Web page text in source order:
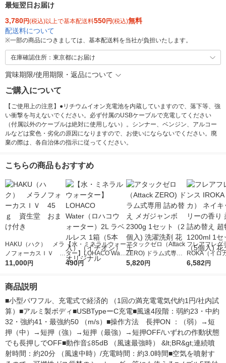
最短翌日お届け
3,780円(税込)以上で基本配送料550円(税込)無料
配送料について
※一部の商品につきましては、基本配送料を当社が負担いたします。
在庫確認住所：東京都にお届け
賞味期限/使用期限・返品について
ご購入について
【ご使用上の注意】●リチウムイオン充電池を内蔵していますので、落下等、強
い衝撃を与えないでください。必ず付属のUSBケーブルで充電してください
（付属以外のケーブルは絶対に使用しない）。シンナー、ベンジン、アルコー
ルなどは変色・劣化の原因になりますので、お使いにならないでください。廃
棄の際は、各自治体の指示に従ってください。
こちらの商品もおすすめ
HAKU（ハク） メラ
ノフォーカスＩＶ 4
5ｇ 資生堂 おまけ
11,000円
【水・ミネラルウォー
ター】LOHACO Wate
r（ロハコウォータ
490円
アタックゼロ（Attack
ZERO) ドラム式専用
詰め替え メガジャン
5,820円
フレアフレグ
ROKA（イロ
イキッドリリ
6,582円
商品説明
■小型パワフル、充電式で経済的 （1回の満充電電気代約1円/社内試
算）■アルミ製ボディ■USBTypeーC充電■風速4段階：弱約23・中約
32・強約41・最強約50 （m/s）■操作方法　長押ON ：（弱）→短
押（中）→短押（強）→短押（最強）→短押OFF/いずれの作動状態
でも長押しでOFF■動作音≦85dB （風速最強時） &lt;BR&gt;連続噴
射時間：約20分 （風速中時）/充電時間：約3.0時間■空気を噴射す